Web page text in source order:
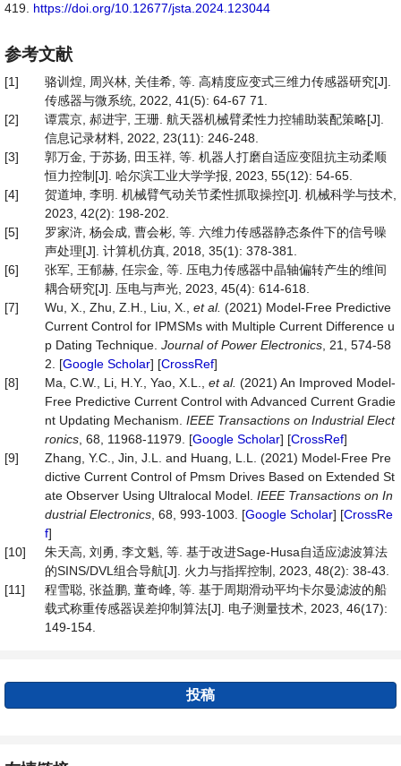
419. https://doi.org/10.12677/jsta.2024.123044
参考文献
[1]
骆训煌, 周兴林, 关佳希, 等. 高精度应变式三维力传感器研究[J].
传感器与微系统, 2022, 41(5): 64-67 71.
[2]
谭震京, 郝进宇, 王珊. 航天器机械臂柔性力控辅助装配策略[J].
信息记录材料, 2022, 23(11): 246-248.
[3]
郭万金, 于苏扬, 田玉祥, 等. 机器人打磨自适应变阻抗主动柔顺
恒力控制[J]. 哈尔滨工业大学学报, 2023, 55(12): 54-65.
[4]
贺道坤, 李明. 机械臂气动关节柔性抓取操控[J]. 机械科学与技术,
2023, 42(2): 198-202.
[5]
罗家浒, 杨会成, 曹会彬, 等. 六维力传感器静态条件下的信号噪
声处理[J]. 计算机仿真, 2018, 35(1): 378-381.
[6]
张军, 王郁赫, 任宗金, 等. 压电力传感器中晶轴偏转产生的维间
耦合研究[J]. 压电与声光, 2023, 45(4): 614-618.
[7]
Wu, X., Zhu, Z.H., Liu, X., et al. (2021) Model-Free Predictive
Current Control for IPMSMs with Multiple Current Difference u
p Dating Technique. Journal of Power Electronics , 21, 574-58
2. [Google Scholar] [CrossRef]
[8]
Ma, C.W., Li, H.Y., Yao, X.L., et al. (2021) An Improved Model-
Free Predictive Current Control with Advanced Current Gradie
nt Updating Mechanism. IEEE Transactions on Industrial Elect
ronics , 68, 11968-11979. [Google Scholar] [CrossRef]
[9]
Zhang, Y.C., Jin, J.L. and Huang, L.L. (2021) Model-Free Pre
dictive Current Control of Pmsm Drives Based on Extended St
ate Observer Using Ultralocal Model. IEEE Transactions on In
dustrial Electronics , 68, 993-1003. [Google Scholar] [CrossRe
f]
[10]
朱天高, 刘勇, 李文魁, 等. 基于改进Sage-Husa自适应滤波算法
的SINS/DVL组合导航[J]. 火力与指挥控制, 2023, 48(2): 38-43.
[11]
程雪聪, 张益鹏, 董奇峰, 等. 基于周期滑动平均卡尔曼滤波的船
载式称重传感器误差抑制算法[J]. 电子测量技术, 2023, 46(17):
149-154.
投稿